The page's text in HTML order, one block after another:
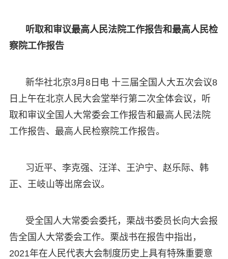
听取和审议最高人民法院工作报告和最高人民检
察院工作报告
新华社北京3月8日电 十三届全国人大五次会议8
日上午在北京人民大会堂举行第二次全体会议，听
取和审议全国人大常委会工作报告和最高人民法院
工作报告、最高人民检察院工作报告。
习近平、李克强、汪洋、王沪宁、赵乐际、韩
正、王岐山等出席会议。
受全国人大常委会委托，栗战书委员长向大会报
告全国人大常委会工作。栗战书在报告中指出，
2021年在人民代表大会制度历史上具有特殊重要意